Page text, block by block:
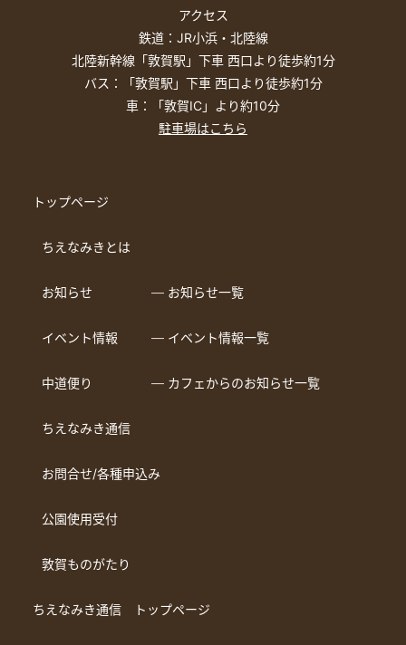
アクセス
鉄道：JR小浜・北陸線
北陸新幹線「敦賀駅」下車 西口より徒歩約1分
バス：「敦賀駅」下車 西口より徒歩約1分
車：「敦賀IC」より約10分
駐車場はこちら
トップページ
ちえなみきとは
お知らせ ― お知らせ一覧
イベント情報 ― イベント情報一覧
中道便り ― カフェからのお知らせ一覧
ちえなみき通信
お問合せ/各種申込み
公園使用受付
敦賀ものがたり
ちえなみき通信 トップページ